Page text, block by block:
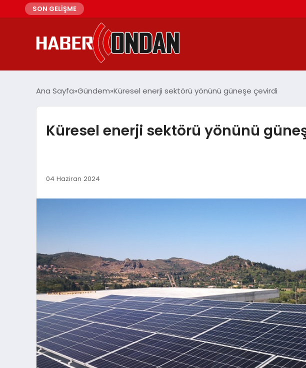
SON GELİŞME
Ana Sayfa Gündem Küresel enerji sektörü yönünü güneşe çevirdi
Küresel enerji sektörü yönünü
04 Haziran 2024